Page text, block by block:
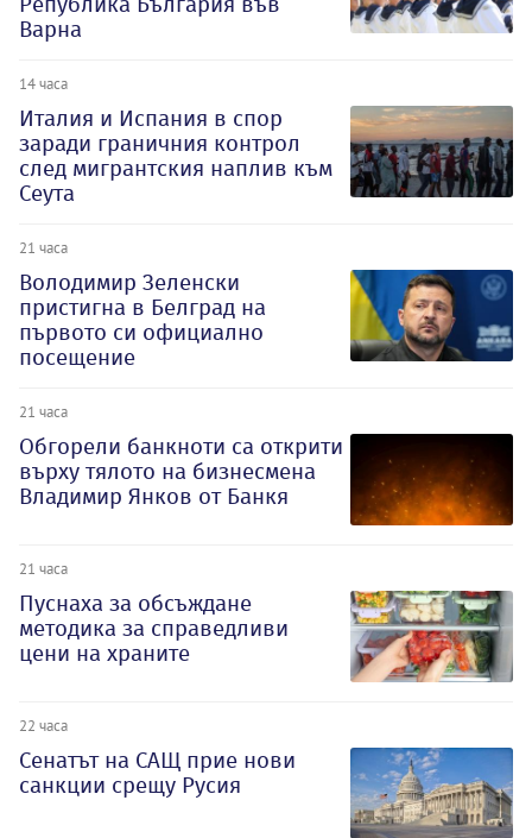
Варна
14 часа
Италия и Испания в спор
заради граничния контрол
след мигрантския наплив към
Сеута
21 часа
Володимир Зеленски
пристигна в Белград на
първото си официално
посещение
21 часа
Обгорели банкноти са открити
върху тялото на бизнесмена
Владимир Янков от Банкя
21 часа
Пуснаха за обсъждане
методика за справедливи
цени на храните
22 часа
Сенатът на САЩ прие нови
санкции срещу Русия